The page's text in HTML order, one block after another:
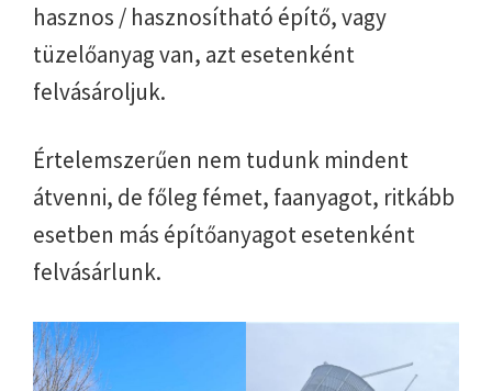
hasznos / hasznosítható építő, vagy
tüzelőanyag van, azt esetenként
felvásároljuk.
Értelemszerűen nem tudunk mindent
átvenni, de főleg fémet, faanyagot, ritkább
esetben más építőanyagot esetenként
felvásárlunk.